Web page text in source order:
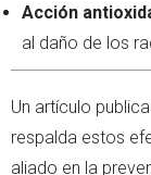
Acción
al daño de los
Un artículo
respalda estos
aliado en la